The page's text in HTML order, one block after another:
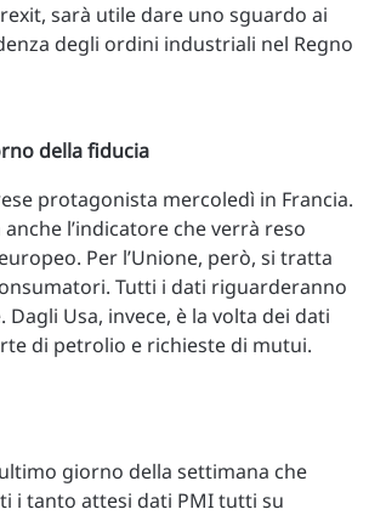
sarà utile dare uno sguardo ai
degli ordini industriali nel Regno
della fiducia
protagonista mercoledì in Francia.
l’indicatore che verrà reso
Per l’Unione, però, si tratta
Tutti i dati riguarderanno
Usa, invece, è la volta dei dati
di petrolio e richieste di mutui.
giorno della settimana che
i tanto attesi dati PMI tutti su